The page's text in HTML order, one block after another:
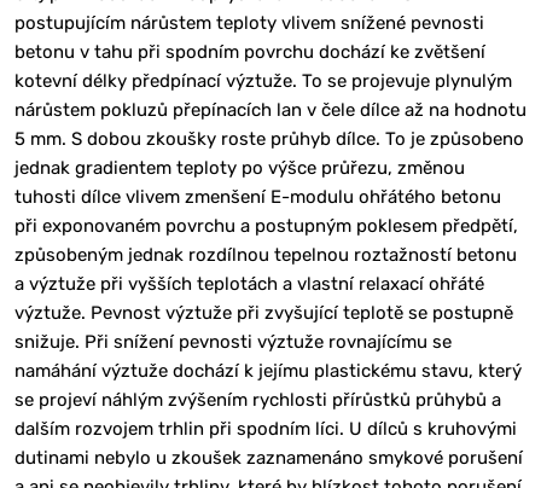
postupujícím nárůstem teploty vlivem snížené pevnosti
betonu v tahu při spodním povrchu dochází ke zvětšení
kotevní délky předpínací výztuže. To se projevuje plynulým
nárůstem pokluzů přepínacích lan v čele dílce až na hodnotu
5 mm. S dobou zkoušky roste průhyb dílce. To je způsobeno
jednak gradientem teploty po výšce průřezu, změnou
tuhosti dílce vlivem zmenšení E-modulu ohřátého betonu
při exponovaném povrchu a postupným poklesem předpětí,
způsobeným jednak rozdílnou tepelnou roztažností betonu
a výztuže při vyšších teplotách a vlastní relaxací ohřáté
výztuže. Pevnost výztuže při zvyšující teplotě se postupně
snižuje. Při snížení pevnosti výztuže rovnajícímu se
namáhání výztuže dochází k jejímu plastickému stavu, který
se projeví náhlým zvýšením rychlosti přírůstků průhybů a
dalším rozvojem trhlin při spodním líci. U dílců s kruhovými
dutinami nebylo u zkoušek zaznamenáno smykové porušení